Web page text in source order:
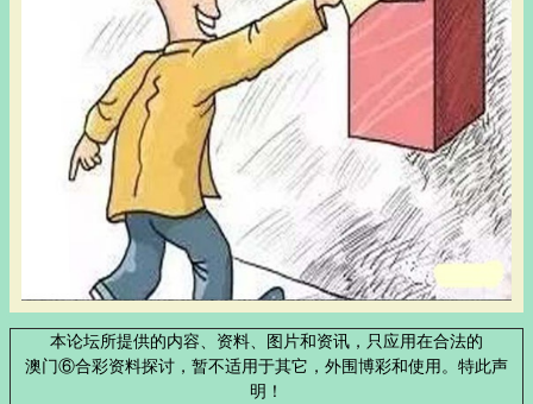
本论坛所提供的内容、资料、图片和资讯，只应用在合法的
澳门⑥合彩资料探讨，暂不适用于其它，外围博彩和使用。特此声
明！